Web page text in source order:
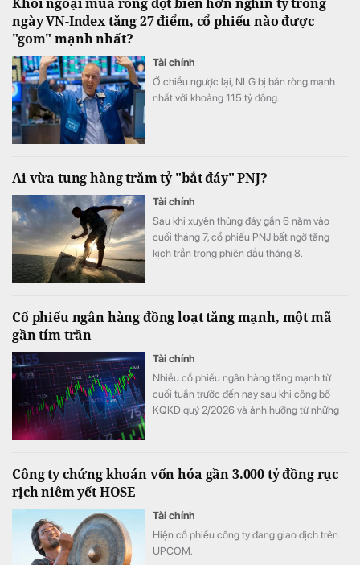
ngày VN-Index tăng 27 điểm, cổ phiếu nào được
"gom" mạnh nhất?
Tài chính
Ở chiều ngược lại, NLG bị bán ròng mạnh
nhất với khoảng 115 tỷ đồng.
Ai vừa tung hàng trăm tỷ "bắt đáy" PNJ?
Tài chính
Sau khi xuyên thủng đáy gần 6 năm vào
cuối tháng 7, cổ phiếu PNJ bất ngờ tăng
kịch trần trong phiên đầu tháng 8.
Cổ phiếu ngân hàng đồng loạt tăng mạnh, một mã
gần tím trần
Tài chính
Nhiều cổ phiếu ngân hàng tăng mạnh từ
cuối tuần trước đến nay sau khi công bố
KQKD quý 2/2026 và ảnh hưởng từ những
Công ty chứng khoán vốn hóa gần 3.000 tỷ đồng rục
rịch niêm yết HOSE
Tài chính
Hiện cổ phiếu công ty đang giao dịch trên
UPCOM.